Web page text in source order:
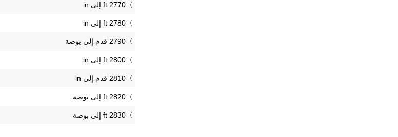
2770 ft إلى in
2780 ft إلى in
2790 قدم إلى بوصة
2800 ft إلى in
2810 قدم إلى in
2820 ft إلى بوصة
2830 ft إلى بوصة